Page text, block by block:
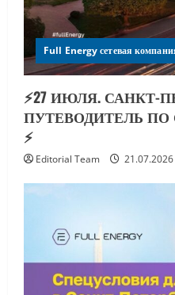
Full Energy сетевая
⚡️27 ИЮЛЯ. САНКТ-
ПУТЕВОДИТЕЛЬ ПО
⚡️
Editorial Team 21.07.2026